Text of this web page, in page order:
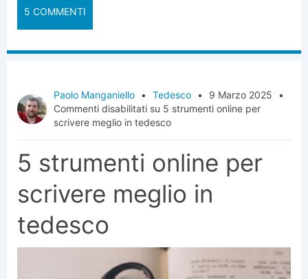
5 COMMENTI
Paolo Manganiello • Tedesco • 9 Marzo 2025
•
Commenti disabilitati su 5 strumenti online per
scrivere meglio in tedesco
5 strumenti online per
scrivere meglio in
tedesco